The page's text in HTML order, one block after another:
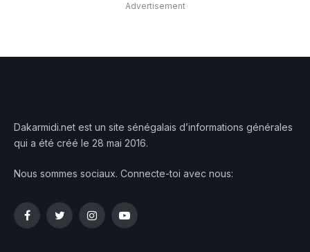
Advertisement
Dakarmidi.net est un site sénégalais d’informations générales
qui a été créé le 28 mai 2016.
Nous sommes sociaux. Connecte-toi avec nous:
FacebookTwitterInstagramYouTube